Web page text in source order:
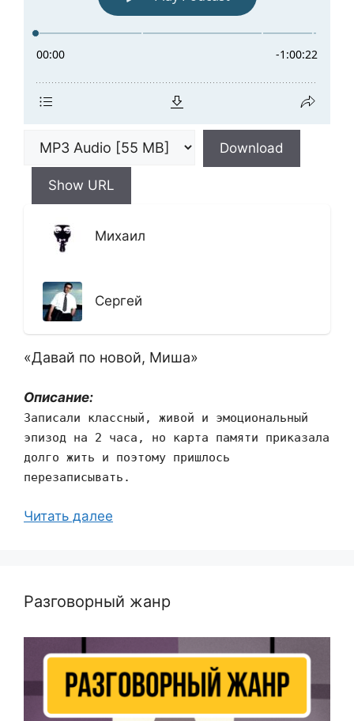
Download
Show URL
Михаил
Сергей
«Давай по новой, Миша»
Описание:
Записали классный, живой и эмоциональный
эпизод на 2 часа, но карта памяти приказала
долго жить и поэтому пришлось
перезаписывать.
Читать далее
Разговорный жанр